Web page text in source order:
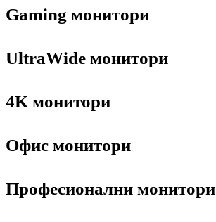
Gaming монитори
UltraWide монитори
4K монитори
Офис монитори
Професионални монитори